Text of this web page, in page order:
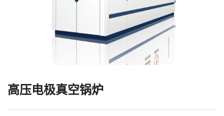
高压电极真空锅炉